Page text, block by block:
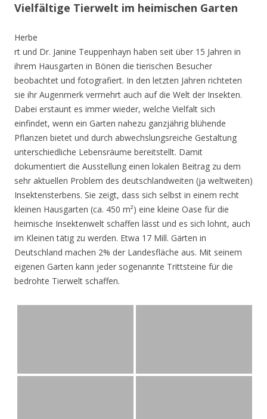
Vielfältige Tierwelt im heimischen Garten
Herbe
rt und Dr. Janine Teuppenhayn haben seit über 15 Jahren in
ihrem Hausgarten in Bönen die tierischen Besucher
beobachtet und fotografiert. In den letzten Jahren richteten
sie ihr Augenmerk vermehrt auch auf die Welt der Insekten.
Dabei erstaunt es immer wieder, welche Vielfalt sich
einfindet, wenn ein Garten nahezu ganzjährig blühende
Pflanzen bietet und durch abwechslungsreiche Gestaltung
unterschiedliche Lebensräume bereitstellt. Damit
dokumentiert die Ausstellung einen lokalen Beitrag zu dem
sehr aktuellen Problem des deutschlandweiten (ja weltweiten)
Insektensterbens. Sie zeigt, dass sich selbst in einem recht
kleinen Hausgarten (ca. 450 m²) eine kleine Oase für die
heimische Insektenwelt schaffen lässt und es sich lohnt, auch
im Kleinen tätig zu werden. Etwa 17 Mill. Gärten in
Deutschland machen 2% der Landesfläche aus. Mit seinem
eigenen Garten kann jeder sogenannte Trittsteine für die
bedrohte Tierwelt schaffen.